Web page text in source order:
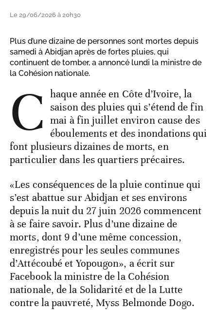
Le 29/06/2026 à 20h30
Plus d’une dizaine de personnes sont mortes depuis
samedi à Abidjan après de fortes pluies, qui
continuent de tomber, a annoncé lundi la ministre de
la Cohésion nationale.
C haque année en Côte d’Ivoire, la
saison des pluies qui s’étend de fin
mai à fin juillet environ cause des
éboulements et des inondations qui
font plusieurs dizaines de morts, en
particulier dans les quartiers précaires.
«Les conséquences de la pluie continue qui
s’est abattue sur Abidjan et ses environs
depuis la nuit du 27 juin 2026 commencent
à se faire savoir. Plus d’une dizaine de
morts, dont 9 d’une même concession,
enregistrés pour les seules communes
d’Attécoubé et Yopougon», a écrit sur
Facebook la ministre de la Cohésion
nationale, de la Solidarité et de la Lutte
contre la pauvreté, Myss Belmonde Dogo.